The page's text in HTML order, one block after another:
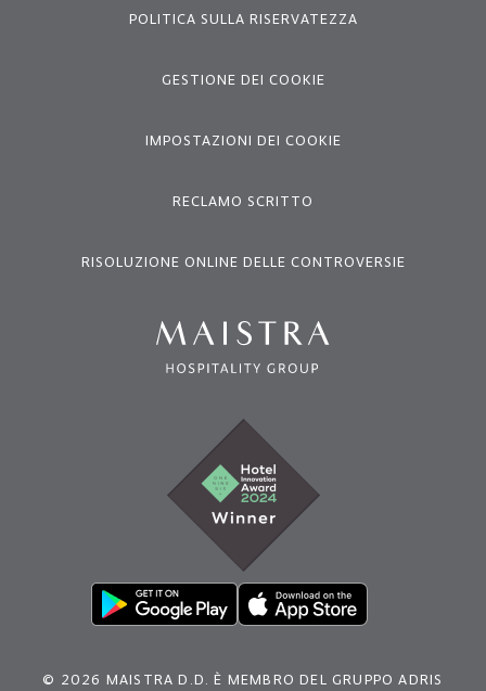
POLITICA SULLA RISERVATEZZA
GESTIONE DEI COOKIE
IMPOSTAZIONI DEI COOKIE
RECLAMO SCRITTO
RISOLUZIONE ONLINE DELLE CONTROVERSIE
© 2026 MAISTRA D.D. È MEMBRO DEL GRUPPO ADRIS